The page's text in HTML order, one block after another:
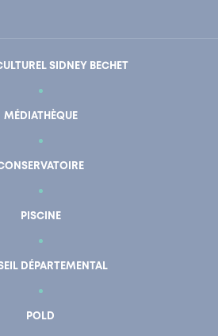
SIDNEY BECHET
MÉDIATHÈQUE
PISCINE
DÉPARTEMENTAL
POLD